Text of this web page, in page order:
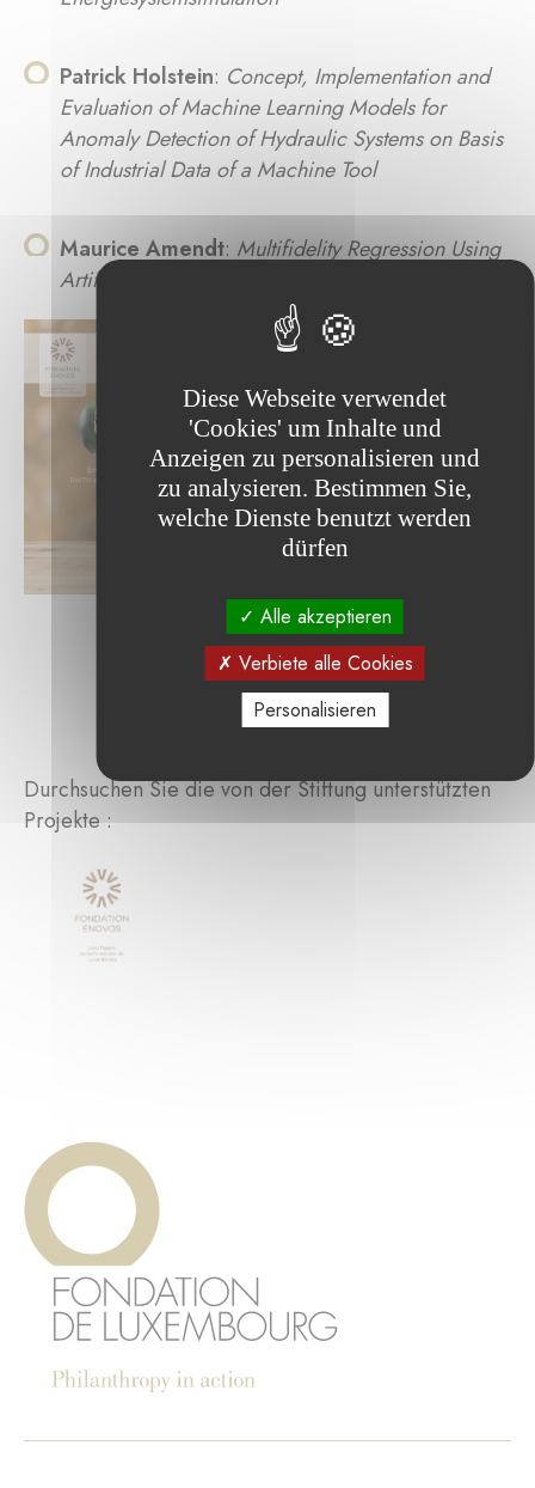
Patrick Holstein: Concept, Implementation and
Evaluation of Machine Learning Models for
Anomaly Detection of Hydraulic Systems on Basis
of Industrial Data of a Machine Tool
Maurice Amendt: Multifidelity Regression Using
Artificial Neural Networks
Durchsuchen Sie die von der Stiftung unterstützten
Projekte :
Diese Webseite verwendet
'Cookies' um Inhalte und
Anzeigen zu personalisieren und
zu analysieren. Bestimmen Sie,
welche Dienste benutzt werden
dürfen
Alle akzeptieren
Verbiete alle Cookies
Personalisieren